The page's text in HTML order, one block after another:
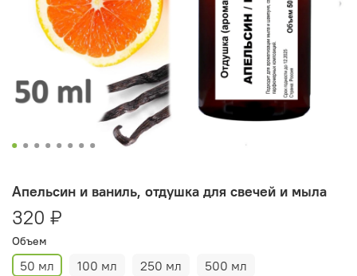
Апельсин и ваниль, отдушка для свечей и мыла
320 ₽
Объем
50 мл 100 мл 250 мл 500 мл